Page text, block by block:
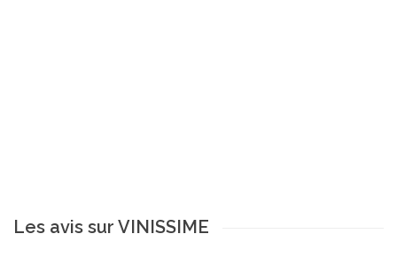
Les avis sur VINISSIME